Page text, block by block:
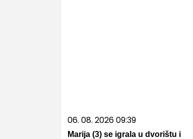
06. 08. 2026 09:39
Marija (3) se igrala u dvorištu i